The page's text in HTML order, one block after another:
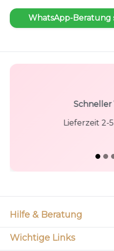
WhatsApp-Beratung
ab 100€
Hilfe & Beratung
Wichtige Links